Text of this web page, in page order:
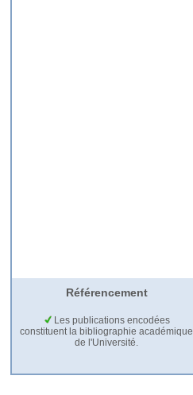
Référencement
Les publications encodées
constituent la bibliographie académique
de l'Université.